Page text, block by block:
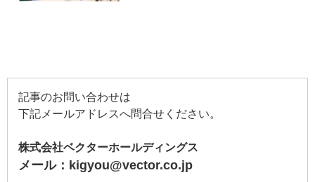
記事のお問い合わせは
下記メールアドレスへ問合せください。
株式会社ベクターホールディングス
メール：kigyou@vector.co.jp